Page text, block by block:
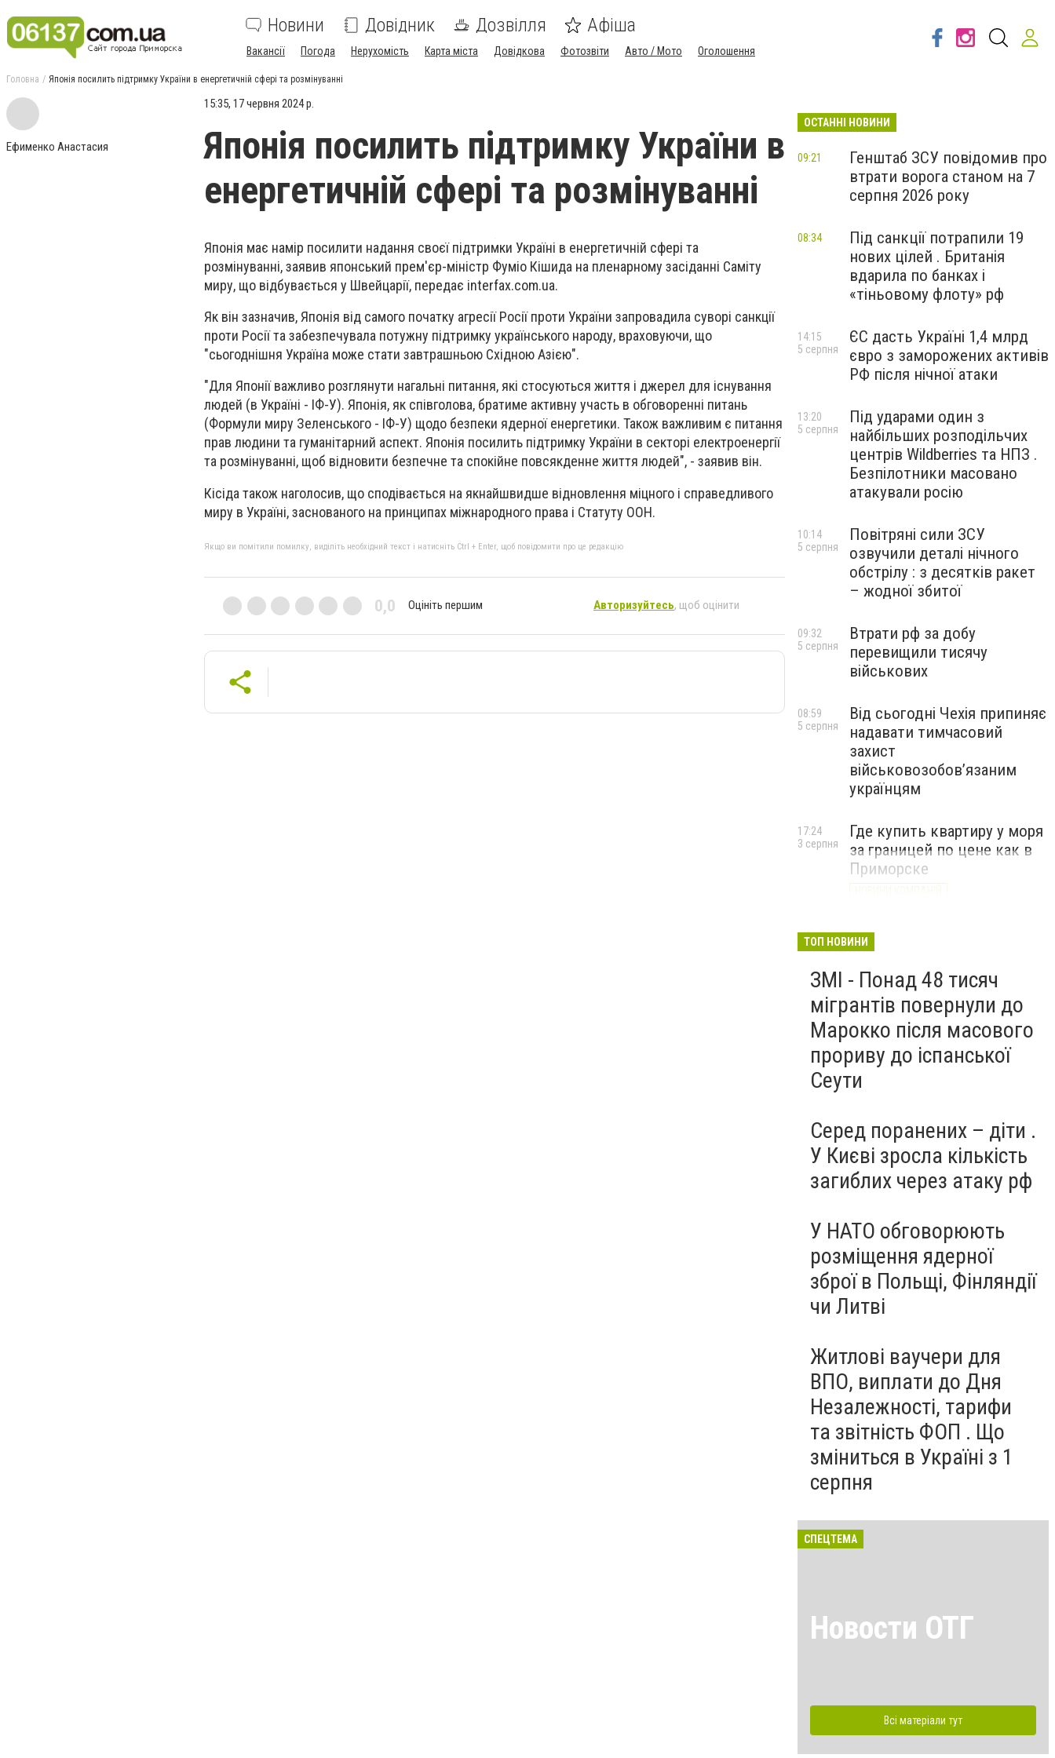
Новини Довідник Дозвілля Афіша
Вакансії Погода Нерухомість Карта міста Довідкова Фотозвіти Авто / Мото Оголошення
Головна Японія посилить підтримку України в енергетичній сфері та розмінуванні
Ефименко Анастасия
15:35, 17 червня 2024 р.
Японія посилить підтримку України в
енергетичній сфері та розмінуванні
Японія має намір посилити надання своєї підтримки Україні в енергетичній сфері та
розмінуванні, заявив японський прем'єр-міністр Фуміо Кішида на пленарному засіданні Саміту
миру, що відбувається у Швейцарії, передає interfax.com.ua.
Як він зазначив, Японія від самого початку агресії Росії проти України запровадила суворі санкції
проти Росії та забезпечувала потужну підтримку українського народу, враховуючи, що
"сьогоднішня Україна може стати завтрашньою Східною Азією".
"Для Японії важливо розглянути нагальні питання, які стосуються життя і джерел для існування
людей (в Україні - ІФ-У). Японія, як співголова, братиме активну участь в обговоренні питань
(Формули миру Зеленського - ІФ-У) щодо безпеки ядерної енергетики. Також важливим є питання
прав людини та гуманітарний аспект. Японія посилить підтримку України в секторі електроенергії
та розмінуванні, щоб відновити безпечне та спокійне повсякденне життя людей", - заявив він.
Кісіда також наголосив, що сподівається на якнайшвидше відновлення міцного і справедливого
миру в Україні, заснованого на принципах міжнародного права і Статуту ООН.
Якщо ви помітили помилку, виділіть необхідний текст і натисніть Ctrl + Enter, щоб повідомити про це редакцію
0,0 Оцініть першим Авторизуйтесь, щоб оцінити
ОСТАННІ НОВИНИ
Генштаб ЗСУ повідомив про
втрати ворога станом на 7
серпня 2026 року
09:21
Під санкції потрапили 19
нових цілей . Британія
вдарила по банках і
«тіньовому флоту» рф
08:34
ЄС дасть Україні 1,4 млрд
євро з заморожених активів
РФ після нічної атаки
14:15
5 серпня
Під ударами один з
найбільших розподільчих
центрів Wildberries та НПЗ .
Безпілотники масовано
атакували росію
13:20
5 серпня
Повітряні сили ЗСУ
озвучили деталі нічного
обстрілу : з десятків ракет
– жодної збитої
10:14
5 серпня
Втрати рф за добу
перевищили тисячу
військових
09:32
5 серпня
Від сьогодні Чехія припиняє
надавати тимчасовий
захист
військовозобов’язаним
українцям
08:59
5 серпня
Где купить квартиру у моря
за границей по цене как в
Приморске
17:24
3 серпня
ТОП НОВИНИ
ЗМІ - Понад 48 тисяч
мігрантів повернули до
Марокко після масового
прориву до іспанської
Сеути
Серед поранених – діти .
У Києві зросла кількість
загиблих через атаку рф
У НАТО обговорюють
розміщення ядерної
зброї в Польщі, Фінляндії
чи Литві
Житлові ваучери для
ВПО, виплати до Дня
Незалежності, тарифи
та звітність ФОП . Що
зміниться в Україні з 1
серпня
СПЕЦТЕМА
Новости ОТГ
Всі матеріали тут